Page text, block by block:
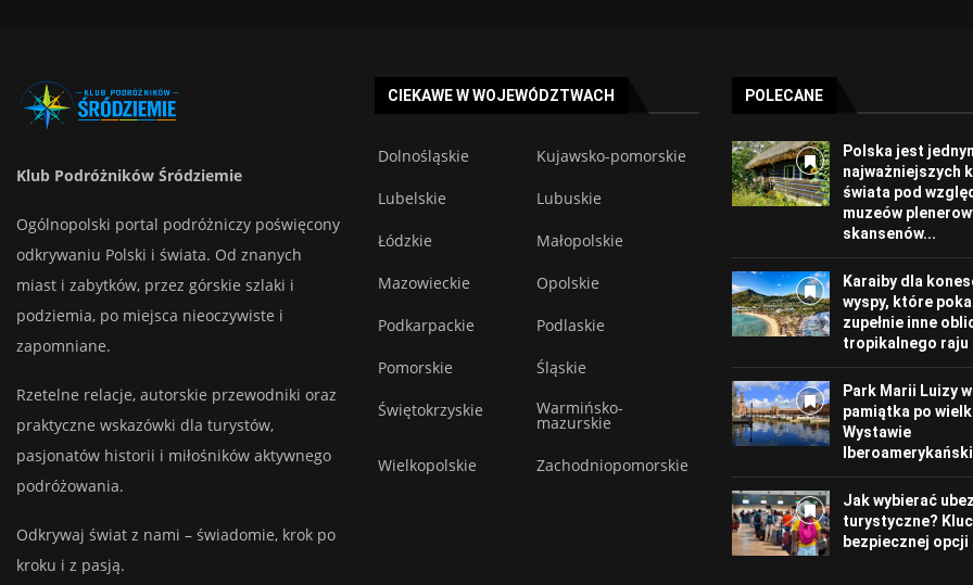
Klub Podróżników Śródziemie
Ogólnopolski portal podróżniczy poświęcony
odkrywaniu Polski i świata. Od znanych
miast i zabytków, przez górskie szlaki i
podziemia, po miejsca nieoczywiste i
zapomniane.
Rzetelne relacje, autorskie przewodniki oraz
praktyczne wskazówki dla turystów,
pasjonatów historii i miłośników aktywnego
podróżowania.
Odkrywaj świat z nami – świadomie, krok po
kroku i z pasją.
CIEKAWE W WOJEWÓDZTWACH
Dolnośląskie Kujawsko-pomorskie
Lubelskie Lubuskie
Łódzkie Małopolskie
Mazowieckie Opolskie
Podkarpackie Podlaskie
Pomorskie Śląskie
Świętokrzyskie Warmińsko-
mazurskie
Wielkopolskie Zachodniopomorskie
POLECANE
Polska jest
najważniejszych
świata pod
muzeów
skansenów...
Karaiby dla
wyspy, które
zupełnie inne
tropikalnego raju
Park Marii Luizy
pamiątka po
Wystawie
Jak wybierać
turystyczne?
bezpiecznej opcji